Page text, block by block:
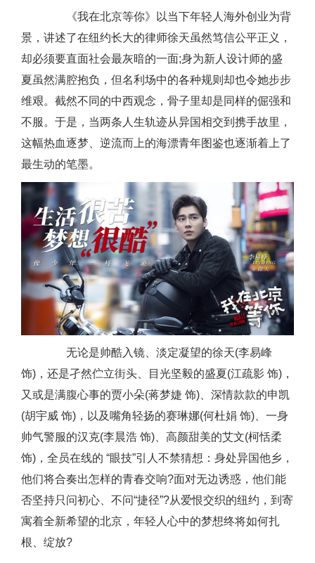
《我在北京等你》以当下年轻人海外创业为背
景，讲述了在纽约长大的律师徐天虽然笃信公平正义，
却必须要直面社会最灰暗的一面;身为新人设计师的盛
夏虽然满腔抱负，但名利场中的各种规则却也令她步步
维艰。截然不同的中西观念，骨子里却是同样的倔强和
不服。于是，当两条人生轨迹从异国相交到携手故里，
这幅热血逐梦、逆流而上的海漂青年图鉴也逐渐着上了
最生动的笔墨。
无论是帅酷入镜、淡定凝望的徐天(李易峰
饰)，还是孑然伫立街头、目光坚毅的盛夏(江疏影 饰)，
又或是满腹心事的贾小朵(蒋梦婕 饰)、深情款款的申凯
(胡宇威 饰)，以及嘴角轻扬的赛琳娜(何杜娟 饰)、一身
帅气警服的汉克(李晨浩 饰)、高颜甜美的艾文(柯恬柔
饰)，全员在线的 “眼技”引人不禁猜想：身处异国他乡，
他们将合奏出怎样的青春交响?面对无边诱惑，他们能
否坚持只问初心、不问“捷径”?从爱恨交织的纽约，到寄
寓着全新希望的北京，年轻人心中的梦想终将如何扎
根、绽放?